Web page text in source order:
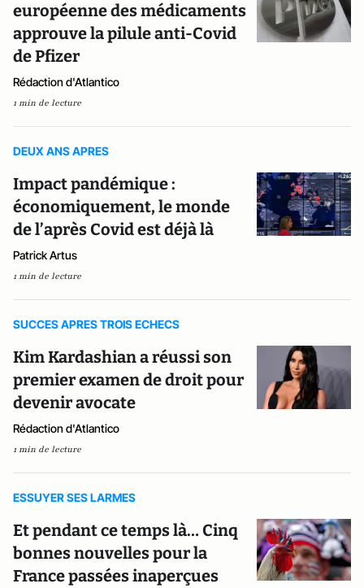
européenne des médicaments
approuve la pilule anti-Covid
de Pfizer
Rédaction d'Atlantico
1 min de lecture
DEUX ANS APRES
Impact pandémique :
économiquement, le monde
de l’après Covid est déjà là
Patrick Artus
1 min de lecture
SUCCES APRES TROIS ECHECS
Kim Kardashian a réussi son
premier examen de droit pour
devenir avocate
Rédaction d'Atlantico
1 min de lecture
ESSUYER SES LARMES
Et pendant ce temps là… Cinq
bonnes nouvelles pour la
France passées inaperçues